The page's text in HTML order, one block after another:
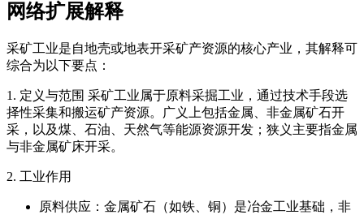
网络扩展解释
采矿工业是自地壳或地表开采矿产资源的核心产业，其解释可
综合为以下要点：
1. 定义与范围 采矿工业属于原料采掘工业，通过技术手段选
择性采集和搬运矿产资源。广义上包括金属、非金属矿石开
采，以及煤、石油、天然气等能源资源开发；狭义主要指金属
与非金属矿床开采。
2. 工业作用
原料供应：金属矿石（如铁、铜）是冶金工业基础，非